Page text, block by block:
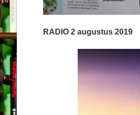
RADIO 2 augustus 2019